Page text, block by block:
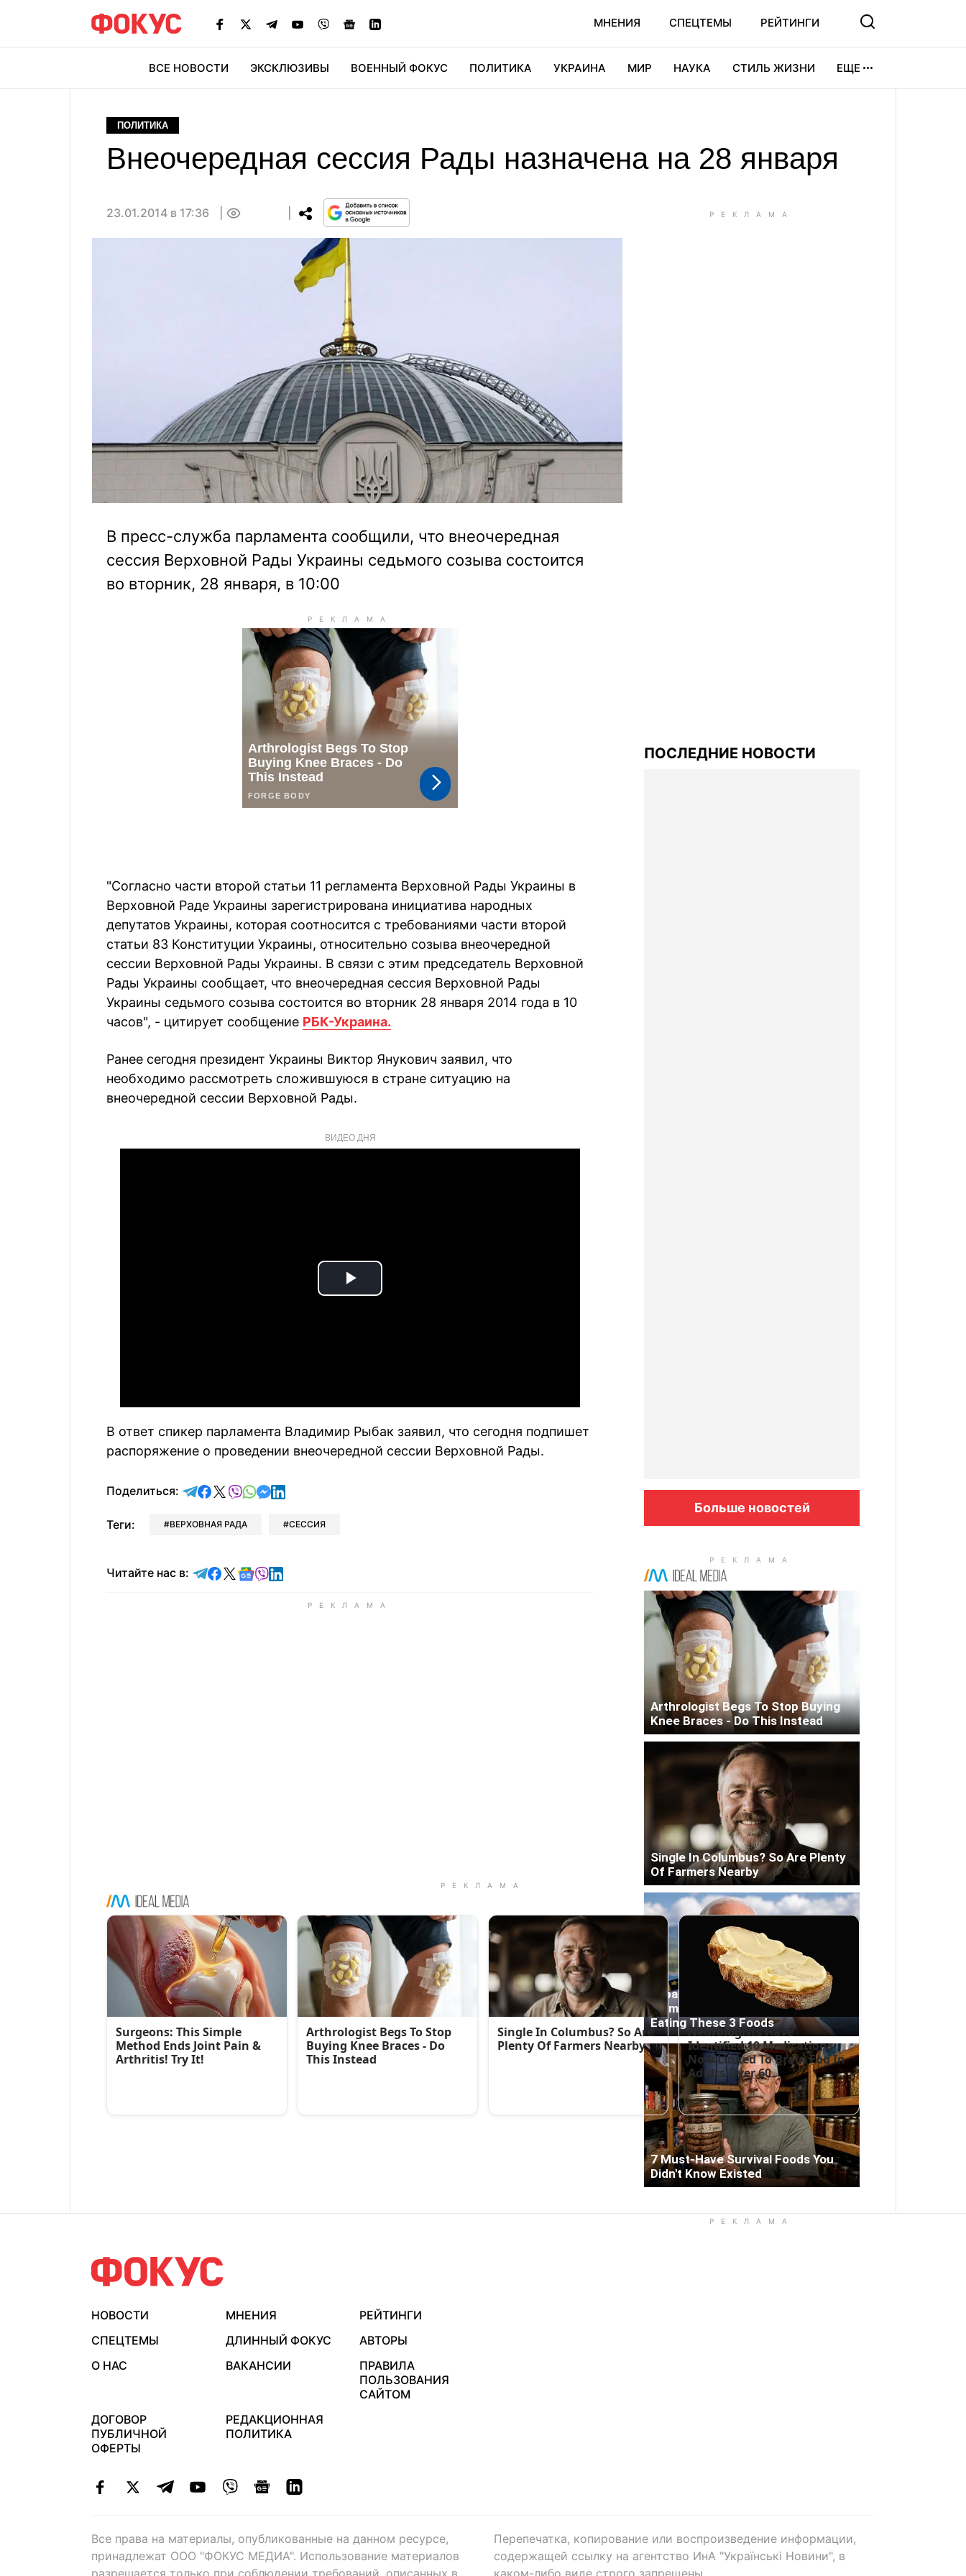
МНЕНИЯ СПЕЦТЕМЫ РЕЙТИНГИ
ВСЕ НОВОСТИ ЭКСКЛЮЗИВЫ ВОЕННЫЙ ФОКУС ПОЛИТИКА УКРАИНА МИР НАУКА СТИЛЬ ЖИЗНИ ЕЩЕ
ПОЛИТИКА
Внеочередная сессия Рады назначена на 28 января
23.01.2014 в 17:36
В пресс-служба парламента сообщили, что внеочередная
сессия Верховной Рады Украины седьмого созыва состоится
во вторник, 28 января, в 10:00
"Согласно части второй статьи 11 регламента Верховной Рады Украины в
Верховной Раде Украины зарегистрирована инициатива народных
депутатов Украины, которая соотносится с требованиями части второй
статьи 83 Конституции Украины, относительно созыва внеочередной
сессии Верховной Рады Украины. В связи с этим председатель Верховной
Рады Украины сообщает, что внеочередная сессия Верховной Рады
Украины седьмого созыва состоится во вторник 28 января 2014 года в 10
часов", - цитирует сообщение РБК-Украина.
Ранее сегодня президент Украины Виктор Янукович заявил, что
необходимо рассмотреть сложившуюся в стране ситуацию на
внеочередной сессии Верховной Рады.
ВИДЕО ДНЯ
Play
В ответ спикер парламента Владимир Рыбак заявил, что сегодня подпишет
распоряжение о проведении внеочередной сессии Верховной Рады.
Поделиться: отправить в Telegram
поделиться в Facebook
поделиться в X
отправить в Viber
отправить в Whatsapp
отправить в Messenger
отправить в LinkedIn
Теги: ВЕРХОВНАЯ РАДА СЕССИЯ
Читайте нас в: Читайте в Telegram
Читайте в Facebook
Читайте в X
Читайте в Google news
Читайте в Viber
Читайте в LinkedIn
ПОСЛЕДНИЕ НОВОСТИ
Больше новостей
НОВОСТИ МНЕНИЯ
РЕЙТИНГИ
СПЕЦТЕМЫ
ДЛИННЫЙ ФОКУС
АВТОРЫ
О НАС
ВАКАНСИИ
ПРАВИЛА
ПОЛЬЗОВАНИЯ
САЙТОМ
ДОГОВОР
ПУБЛИЧНОЙ
ОФЕРТЫ
РЕДАКЦИОННАЯ
ПОЛИТИКА
Все права на материалы, опубликованные на данном ресурсе,
принадлежат ООО "ФОКУС МЕДИА". Использование материалов
разрешается только при соблюдении требований, описанных в
Перепечатка, копирование или воспроизведение информации,
содержащей ссылку на агентство ИнА "Українські Новини", в
каком-либо виде строго запрещены.